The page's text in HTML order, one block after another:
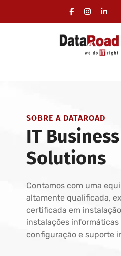
Gestão total da
Helpdesk e
SOBRE A DATAROAD
IT Business
Solutions
Contamos com uma
altamente qualificada,
certificada em
instalações informáticas
configuração e suporte